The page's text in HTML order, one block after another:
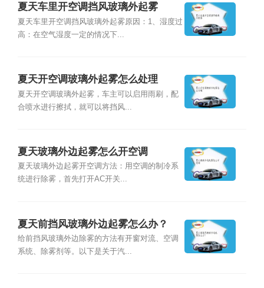
夏天车里开空调挡风玻璃外起雾
夏天车里开空调挡风玻璃外起雾原因：1、湿度过
高：在空气湿度一定的情况下...
夏天开空调玻璃外起雾怎么处理
夏天开空调玻璃外起雾，车主可以启用雨刷，配
合喷水进行擦拭，就可以将挡风...
夏天玻璃外边起雾怎么开空调
夏天玻璃外边起雾开空调方法：用空调的制冷系
统进行除雾，首先打开AC开关...
夏天前挡风玻璃外边起雾怎么办？
给前挡风玻璃外边除雾的方法有开窗对流、空调
系统、除雾剂等。以下是关于汽...